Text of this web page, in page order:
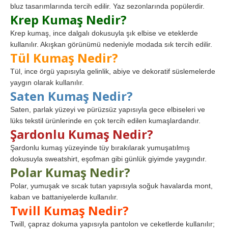
bluz tasarımlarında tercih edilir. Yaz sezonlarında popülerdir.
Krep Kumaş Nedir?
Krep kumaş, ince dalgalı dokusuyla şık elbise ve eteklerde
kullanılır. Akışkan görünümü nedeniyle modada sık tercih edilir.
Tül Kumaş Nedir?
Tül, ince örgü yapısıyla gelinlik, abiye ve dekoratif süslemelerde
yaygın olarak kullanılır.
Saten Kumaş Nedir?
Saten, parlak yüzeyi ve pürüzsüz yapısıyla gece elbiseleri ve
lüks tekstil ürünlerinde en çok tercih edilen kumaşlardandır.
Şardonlu Kumaş Nedir?
Şardonlu kumaş yüzeyinde tüy bırakılarak yumuşatılmış
dokusuyla sweatshirt, eşofman gibi günlük giyimde yaygındır.
Polar Kumaş Nedir?
Polar, yumuşak ve sıcak tutan yapısıyla soğuk havalarda mont,
kaban ve battaniyelerde kullanılır.
Twill Kumaş Nedir?
Twill, çapraz dokuma yapısıyla pantolon ve ceketlerde kullanılır;